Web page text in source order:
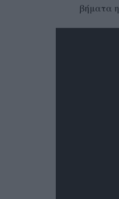
βήματα